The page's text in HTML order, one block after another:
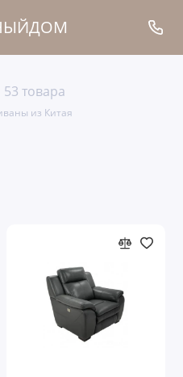
53 товара
из Китая